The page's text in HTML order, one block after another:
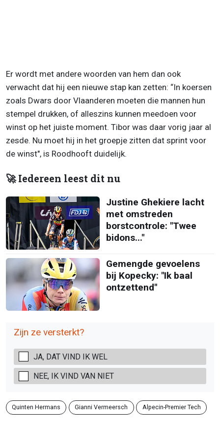
Er wordt met andere woorden van hem dan ook
verwacht dat hij een nieuwe stap kan zetten: “In koersen
zoals Dwars door Vlaanderen moeten die mannen hun
stempel drukken, of alleszins kunnen meedoen voor
winst op het juiste moment. Tibor was daar vorig jaar al
zesde. Nu moet hij in het groepje zitten dat sprint voor
de winst", is Roodhooft duidelijk.
🚀 Iedereen leest dit nu
Justine Ghekiere lacht
met omstreden
borstcontrole: "Twee
bidons..."
Gemengde gevoelens
bij Kopecky: "Ik baal
ontzettend"
Zijn ze versterkt?
JA, DAT VIND IK WEL
NEE, IK VIND VAN NIET
Quinten Hermans Gianni Vermeersch Alpecin-Premier Tech